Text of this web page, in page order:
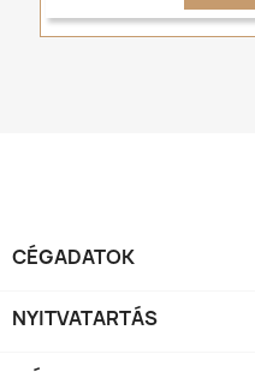
CÉGADATOK
NYITVATARTÁS